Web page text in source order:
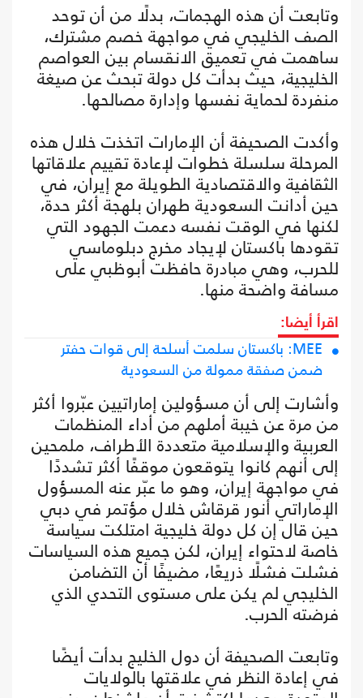
وتابعت أن هذه الهجمات، بدلًا من أن توحد
الصف الخليجي في مواجهة خصم مشترك،
ساهمت في تعميق الانقسام بين العواصم
الخليجية، حيث بدأت كل دولة تبحث عن صيغة
منفردة لحماية نفسها وإدارة مصالحها.
وأكدت الصحيفة أن الإمارات اتخذت خلال هذه
المرحلة سلسلة خطوات لإعادة تقييم علاقاتها
الثقافية والاقتصادية الطويلة مع إيران، في
حين أدانت السعودية طهران بلهجة أكثر حدة،
لكنها في الوقت نفسه دعمت الجهود التي
تقودها باكستان لإيجاد مخرج دبلوماسي
للحرب، وهي مبادرة حافظت أبوظبي على
مسافة واضحة منها.
اقرأ أيضا:
MEE: باكستان سلمت أسلحة إلى قوات حفتر
ضمن صفقة ممولة من السعودية
وأشارت إلى أن مسؤولين إماراتيين عبّروا أكثر
من مرة عن خيبة أملهم من أداء المنظمات
العربية والإسلامية متعددة الأطراف، ملمحين
إلى أنهم كانوا يتوقعون موقفًا أكثر تشددًا
في مواجهة إيران، وهو ما عبّر عنه المسؤول
الإماراتي أنور قرقاش خلال مؤتمر في دبي
حين قال إن كل دولة خليجية امتلكت سياسة
خاصة لاحتواء إيران، لكن جميع هذه السياسات
فشلت فشلًا ذريعًا، مضيفًا أن التضامن
الخليجي لم يكن على مستوى التحدي الذي
فرضته الحرب.
وتابعت الصحيفة أن دول الخليج بدأت أيضًا
في إعادة النظر في علاقتها بالولايات